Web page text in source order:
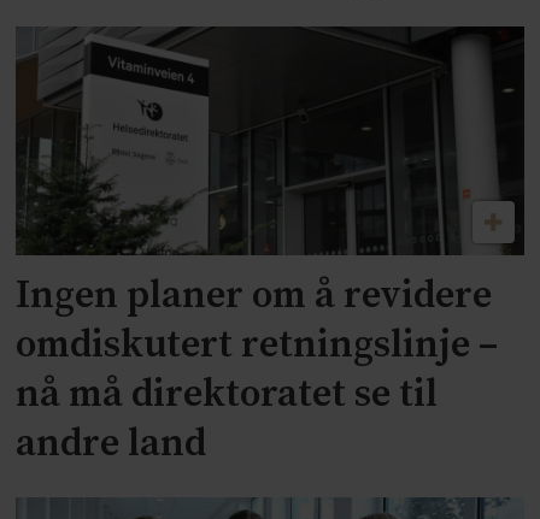
Ingen planer om å revidere
omdiskutert retningslinje –
nå må direktoratet se til
andre land